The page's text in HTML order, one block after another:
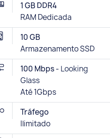
1 GB DDR4
RAM Dedicada
10 GB
Armazenamento SSD
100 Mbps - Looking
Glass
Até 1Gbps
Tráfego
Ilimitado